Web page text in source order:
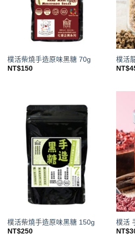
樸活柴燒手造原味黑糖 70g
NT$150
樸活
NT$
樸活柴燒手造原味黑糖 150g
NT$250
樸活
NT$